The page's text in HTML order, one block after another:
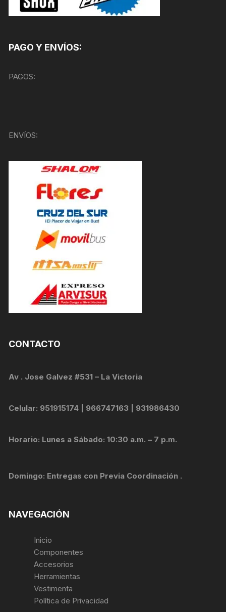
PAGO Y ENVÍOS:
PAGOS:
ENVÍOS:
CONTACTO
Av . Jose Galvez #531 – La Victoria
Celular: 951915174 | 966747163 | 931986430
Horario: Lunes a Sábado: 10:30 a.m. – 7 p.m.
Domingo: Entregas con Previa Coordinación .
NAVEGACIÓN
Inicio
Componentes
Accesorios
Herramientas
Vestimenta
Política de Privacidad